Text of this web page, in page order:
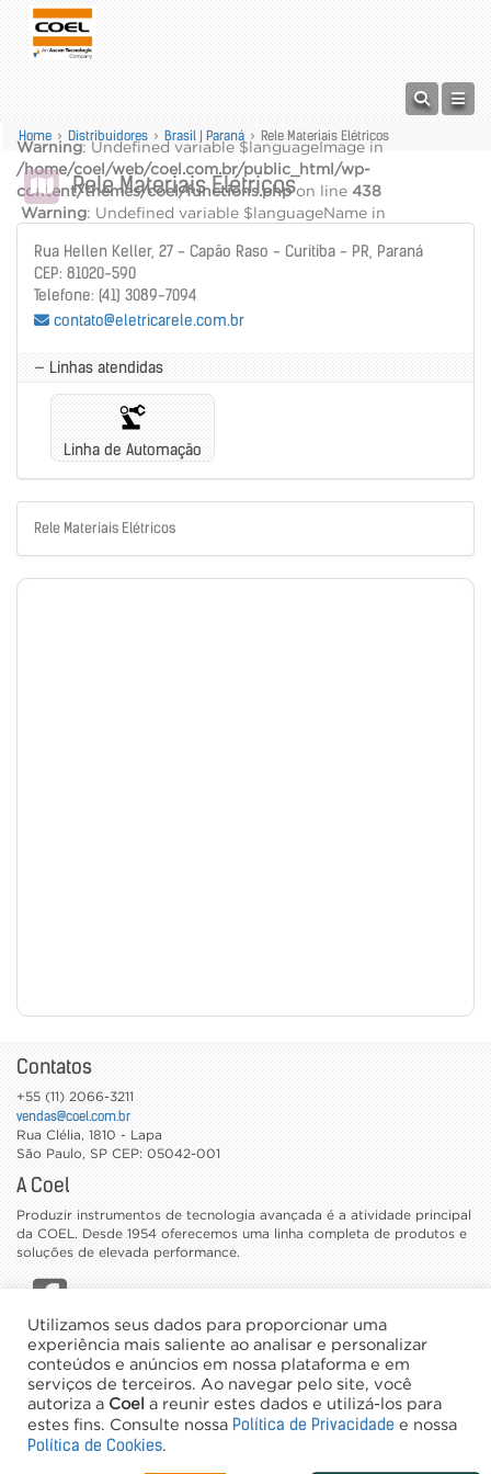
Warning: Undefined variable $languageImage in
/home/coel/web/coel.com.br/public_html/wp-
content/themes/coel/functions.phpon line 438
Warning: Undefined variable $languageName in
content/themes/coel/functions.phpon line 439
alt="" />
Warning: Undefined variable $languageName in
/home/coel/web/coel.com.br/public_html/wp-
Home > Distribuidores > Brasil | Paraná > Rele Materiais Elétricos
Rele Materiais Elétricos
Rua Hellen Keller, 27 - Capão Raso - Curitiba - PR, Paraná
CEP: 81020-590
Telefone: (41) 3089-7094
contato@eletricarele.com.br
— Linhas atendidas
Linha de Automação
Rele Materiais Elétricos
Contatos
+55 (11) 2066-3211
vendas@coel.com.br
Rua Clélia, 1810 - Lapa
São Paulo, SP CEP: 05042-001
A Coel
Produzir instrumentos de tecnologia avançada é a atividade principal
da COEL. Desde 1954 oferecemos uma linha completa de produtos e
soluções de elevada performance.
CATÁLOGOS
TRABALHE CONOSCO
NEWSLETTER
©2026 Coel - Todos os direitos reservados
Utilizamos seus dados para proporcionar uma
experiência mais saliente ao analisar e personalizar
conteúdos e anúncios em nossa plataforma e em
serviços de terceiros. Ao navegar pelo site, você
autoriza a Coel
a reunir estes dados e utilizá-los para
estes fins. Consulte nossa Política de Privacidade e nossa
Política de Cookies.